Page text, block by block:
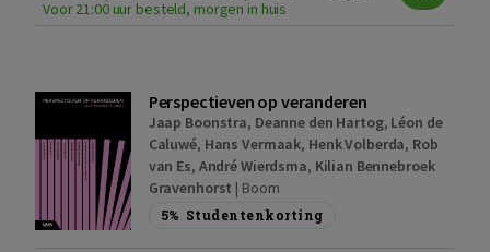
Voor 21:00 uur besteld, morgen in huis
Perspectieven op veranderen
Jaap Boonstra, Deanne den Hartog, Léon de
Caluwé, Hans Vermaak, Henk Volberda, Rob
van Es, André Wierdsma, Kilian Bennebroek
Gravenhorst | Boom
5% Studentenkorting